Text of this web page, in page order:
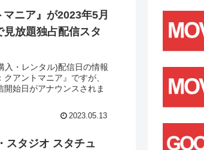
ニア』が2023年5月
放題独占配信スタ
入・レンタル)配信日の情報
アントマニア』ですが、
始日がアナウンスされま
2023.05.13
スタジオ スタチュ